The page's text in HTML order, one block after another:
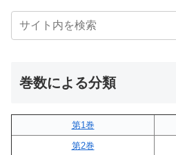
巻数による分類
第1巻
第2巻